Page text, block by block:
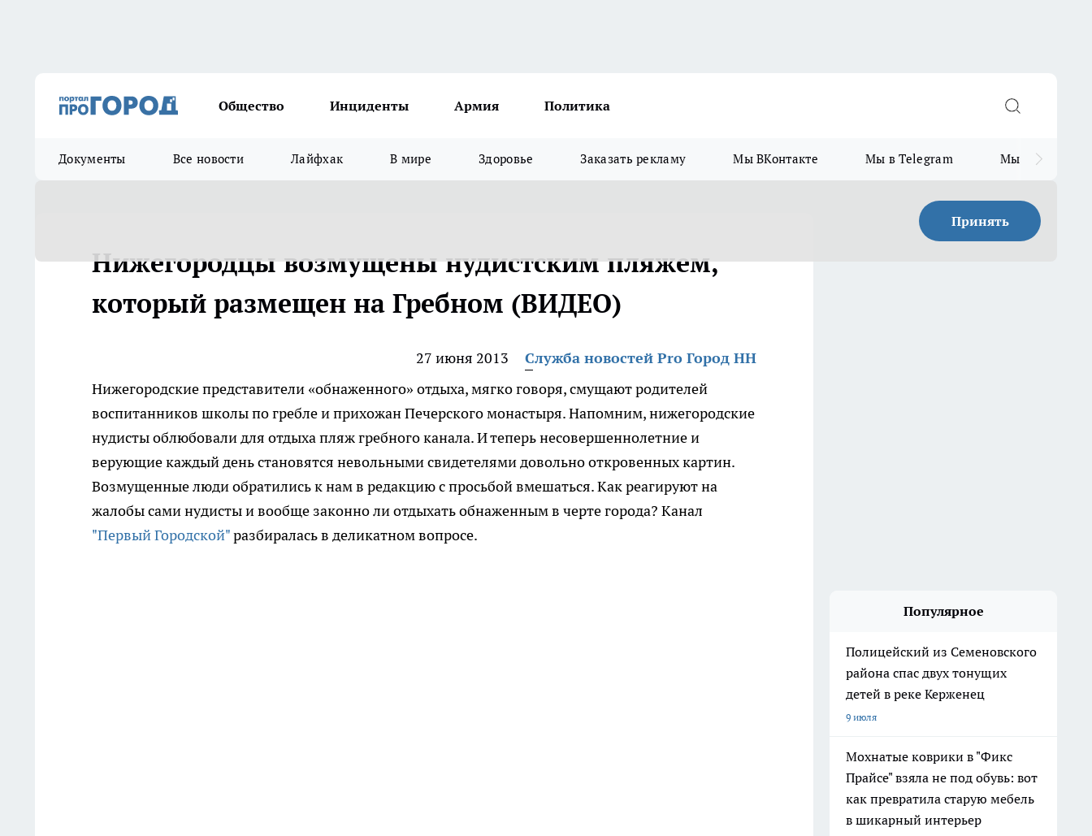
Общество Инциденты Армия Политика
Документы Все новости Лайфхак В мире Здоровье Заказать рекламу Мы ВКонтакте Мы в Telegram Мы в MAX
Принять
Нижегородцы возмущены нудистским пляжем,
который размещен на Гребном (ВИДЕО)
27 июня 2013
Служба новостей Pro Город НН
Нижегородские представители «обнаженного» отдыха, мягко говоря, смущают родителей
воспитанников школы по гребле и прихожан Печерского монастыря. Напомним, нижегородские
нудисты облюбовали для отдыха пляж гребного канала. И теперь несовершеннолетние и
верующие каждый день становятся невольными свидетелями довольно откровенных картин.
Возмущенные люди обратились к нам в редакцию с просьбой вмешаться. Как реагируют на
жалобы сами нудисты и вообще законно ли отдыхать обнаженным в черте города? Канал
"Первый Городской"разбиралась в деликатном вопросе.
Популярное
Полицейский из Семеновского
района спас двух тонущих
детей в реке Керженец
9 июля
Мохнатые коврики в "Фикс
Прайсе" взяла не под обувь: вот
как превратила старую мебель
в шикарный интерьер